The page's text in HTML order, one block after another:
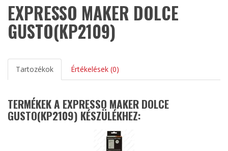
EXPRESSO MAKER DOLCE
GUSTO(KP2109)
Tartozékok Értékelések (0)
TERMÉKEK A EXPRESSO MAKER DOLCE
GUSTO(KP2109) KÉSZÜLÉKHEZ: